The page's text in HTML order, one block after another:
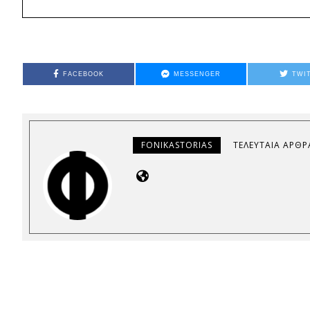
FACEBOOK MESSENGER
FONIKASTORIAS
ΤΕΛΕΥΤΑΊΑ